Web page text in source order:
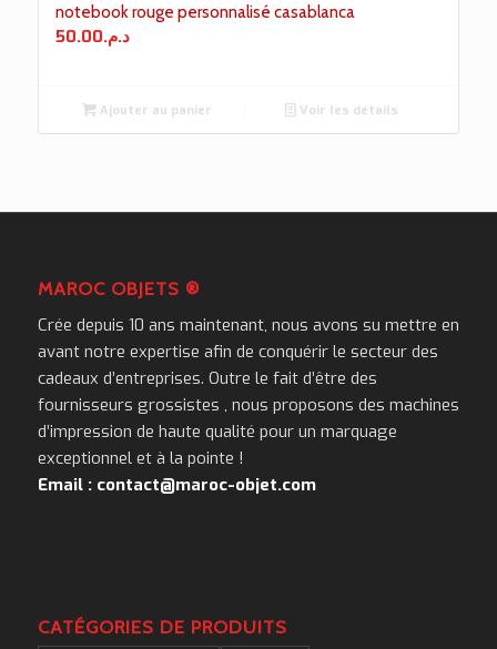
notebook rouge personnalisé casablanca
د.م.50.00
Ajouter au panier Voir les détails
MAROC OBJETS ®
Crée depuis 10 ans maintenant, nous avons su mettre en
avant notre expertise afin de conquérir le secteur des
cadeaux d’entreprises. Outre le fait d’être des
fournisseurs grossistes , nous proposons des machines
d’impression de haute qualité pour un marquage
exceptionnel et à la pointe !
Email : contact@maroc-objet.com
CATÉGORIES DE PRODUITS